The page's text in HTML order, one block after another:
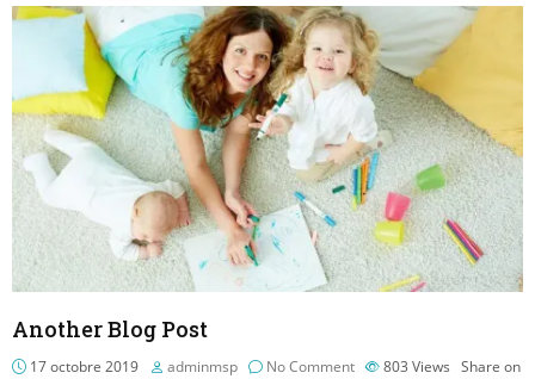
Another Blog Post
17 octobre 2019 adminmsp No Comment 803 Views Share on